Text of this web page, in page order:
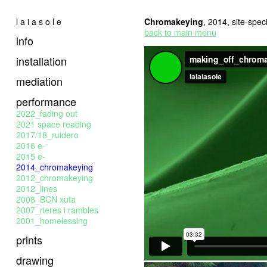
l a i a s o l e
info
installation
mediation
performance
2022_fading out
2021 space reading
2017/18_ruidero
2016 e-
2015 e-
2014_chromakeying
2012_chromakeying
2012_lines
2008_BCN xuta
2007_rieres i rambles
2001_homelessing
prints
drawing
Chromakeying, 2014, site-
back to main menu